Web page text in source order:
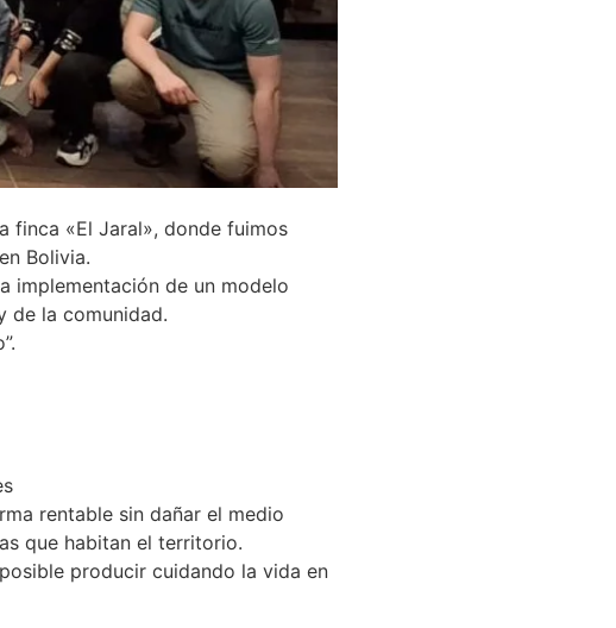
finca «El Jaral», donde fuimos
Bolivia.
implementación de un modelo
de la comunidad.
rentable sin dañar el medio
que habitan el territorio.
producir cuidando la vida en